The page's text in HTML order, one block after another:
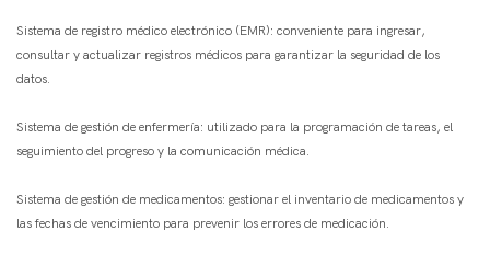
Sistema de registro médico electrónico (EMR): conveniente para ingresar,
consultar y actualizar registros médicos para garantizar la seguridad de los
datos. ​
Sistema de gestión de enfermería: utilizado para la programación de tareas, el
seguimiento del progreso y la comunicación médica.
Sistema de gestión de medicamentos: gestionar el inventario de medicamentos y
las fechas de vencimiento para prevenir los errores de medicación. ​